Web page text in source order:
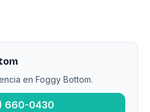
en Foggy Bottom.
660-0430